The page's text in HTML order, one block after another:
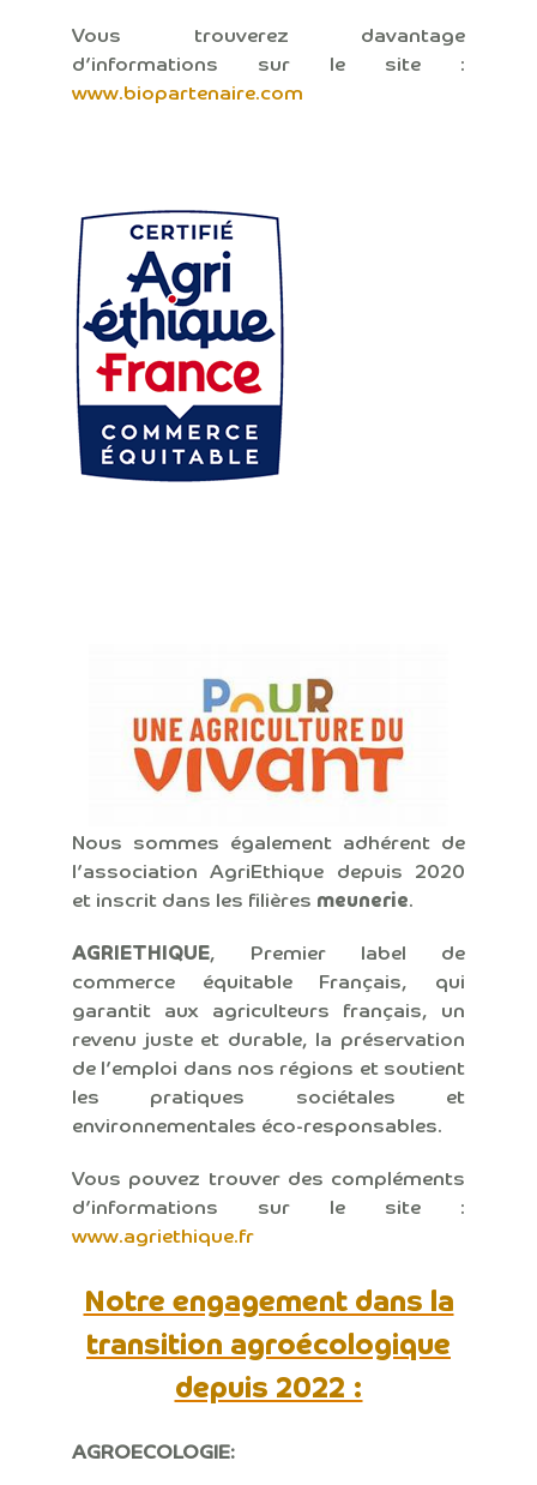
Vous trouverez davantage
d’informations sur le site :
www.biopartenaire.com
Nous sommes également adhérent de
l’association AgriEthique depuis 2020
et inscrit dans les filières meunerie.
AGRIETHIQUE, Premier label de
commerce équitable Français, qui
garantit aux agriculteurs français, un
revenu juste et durable, la préservation
de l’emploi dans nos régions et soutient
les pratiques sociétales et
environnementales éco-responsables.
Vous pouvez trouver des compléments
d’informations sur le site :
www.agriethique.fr
Notre engagement dans la
transition agroécologique
depuis 2022 :
AGROECOLOGIE: